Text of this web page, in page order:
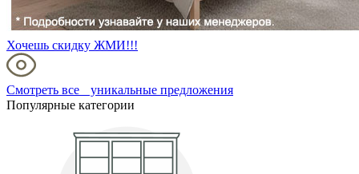
Хочешь скидку ЖМИ!!!
Смотреть все уникальные предложения
Популярные категории